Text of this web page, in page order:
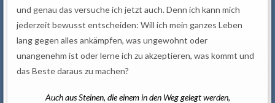
und genau das versuche ich jetzt auch. Denn ich kann mich
jederzeit bewusst entscheiden: Will ich mein ganzes Leben
lang gegen alles ankämpfen, was ungewohnt oder
unangenehm ist oder lerne ich zu akzeptieren, was kommt und
das Beste daraus zu machen?
Auch aus Steinen, die einem in den Weg gelegt werden,